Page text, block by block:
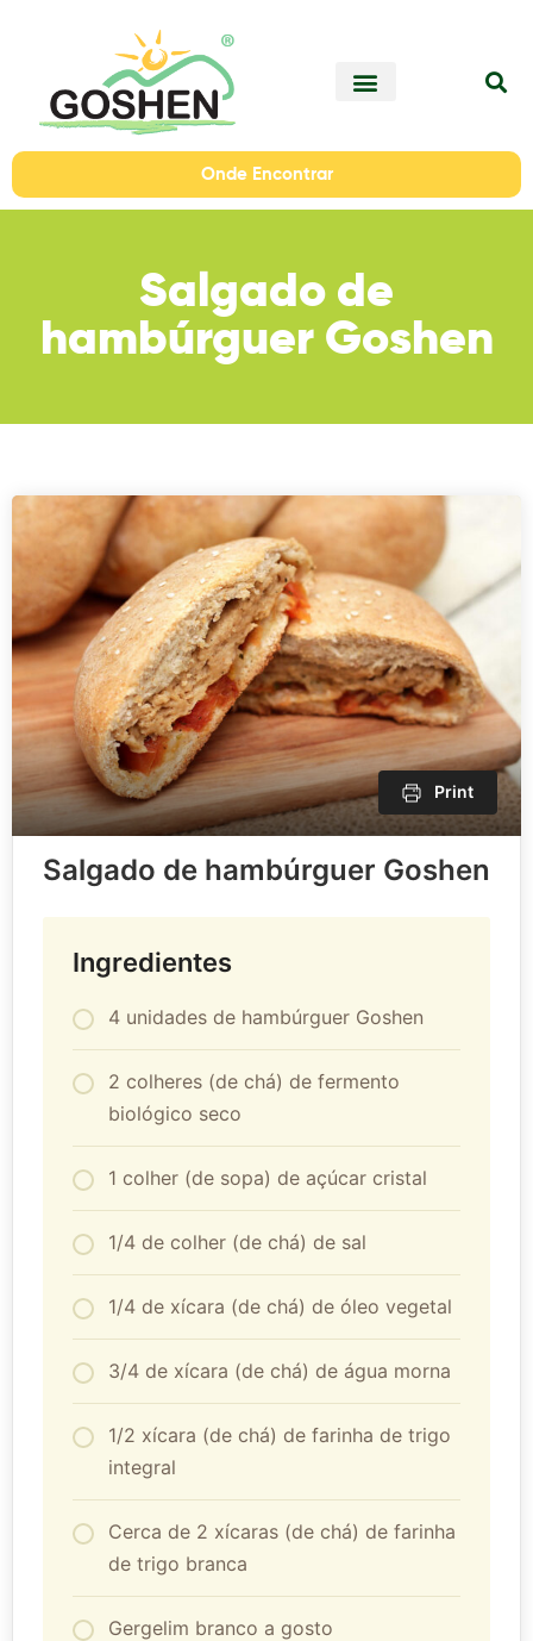
Onde Encontrar
Salgado de
hambúrguer Goshen
Print
Salgado de hambúrguer Goshen
Ingredientes
4 unidades de hambúrguer Goshen
2 colheres (de chá) de fermento
biológico seco
1 colher (de sopa) de açúcar cristal
1/4 de colher (de chá) de sal
1/4 de xícara (de chá) de óleo vegetal
3/4 de xícara (de chá) de água morna
1/2 xícara (de chá) de farinha de trigo
integral
Cerca de 2 xícaras (de chá) de farinha
de trigo branca
Gergelim branco a gosto